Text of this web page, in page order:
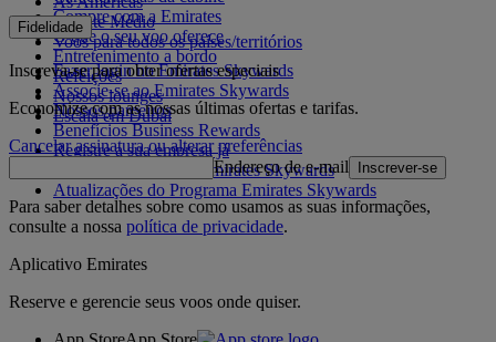
Oriente Médio
Voos para todos os países/territórios
Compre com a Emirates
O que o seu voo oferece
Entretenimento a bordo
Refeições
Nossos lounges
Escala em Dubai
Fidelidade
Fazer login no Emirates Skywards
Associe-se ao Emirates Skywards
Nossos parceiros
Benefícios Business Rewards
Registre a sua empresa já
Regras do programa Emirates Skywards
Atualizações do Programa Emirates Skywards
Inscreva-se para obter ofertas especiais
Economize com as nossas últimas ofertas e tarifas.
Cancelar assinatura ou alterar preferências
Endereço de e-mail
Inscrever-se
Para saber detalhes sobre como usamos as suas informações,
consulte a nossa política de privacidade.
Aplicativo Emirates
Reserve e gerencie seus voos onde quiser.